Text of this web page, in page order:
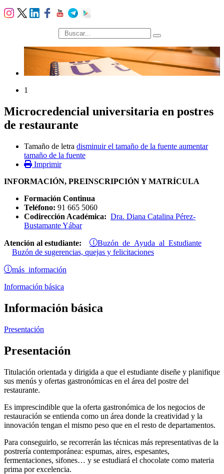
búsqueda
1
Microcredencial universitaria en postres
de restaurante
Tamaño de letra disminuir el tamaño de la fuente aumentar
tamaño de la fuente
Imprimir
INFORMACIÓN, PREINSCRIPCIÓN Y MATRÍCULA
Formación Continua
Teléfono: 91 665 5060
Codirección Académica: Dra. Diana Catalina Pérez-
Bustamante Yábar
Atención al estudiante: Buzón de Ayuda al Estudiante
Buzón de sugerencias, quejas y felicitaciones
más información
Información básica
Información básica
Presentación
Presentación
Titulación orientada y dirigida a que el estudiante diseñe y planifique
sus menús y ofertas gastronómicas en el área del postre del
restaurante.
Es imprescindible que la oferta gastronómica de los negocios de
restauración se entienda como un área donde la creatividad y la
innovación tengan el mismo peso que en el resto de departamentos.
Para conseguirlo, se recorrerán las técnicas más representativas de la
postrería contemporánea: espumas, aires, espesantes,
fermentaciones, sifones… y se estudiará el chocolate como materia
prima por excelencia.